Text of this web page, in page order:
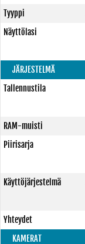
Tyyppi
Näyttölasi
JÄRJESTELMÄ
Tallennustila
RAM-muisti
Piirisarja
Käyttöjärjestelmä
Yhteydet
KAMERAT